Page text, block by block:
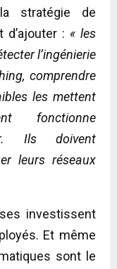
stratégie de
: « les
l’ingénierie
comprendre
les mettent
fonctionne
Ils doivent
leurs réseaux
investissent
Et même
sont le